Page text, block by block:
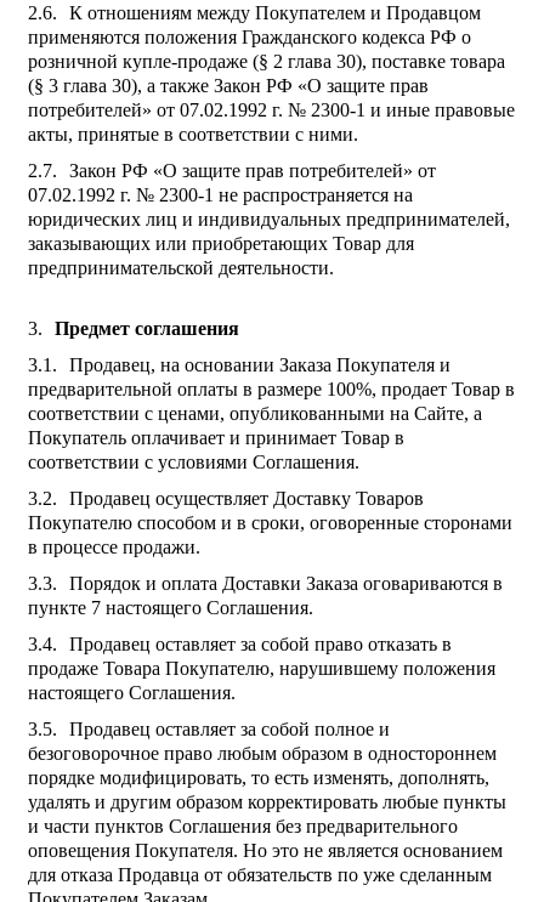
К отношениям между Покупателем и Продавцом
применяются положения Гражданского кодекса РФ о
розничной купле-продаже (§ 2 глава 30), поставке товара
(§ 3 глава 30), а также Закон РФ «О защите прав
потребителей» от 07.02.1992 г. № 2300-1 и иные правовые
акты, принятые в соответствии с ними.
Закон РФ «О защите прав потребителей» от
07.02.1992 г. № 2300-1 не распространяется на
юридических лиц и индивидуальных предпринимателей,
заказывающих или приобретающих Товар для
предпринимательской деятельности.
Предмет соглашения
Продавец, на основании Заказа Покупателя и
предварительной оплаты в размере 100%, продает Товар в
соответствии с ценами, опубликованными на Сайте, а
Покупатель оплачивает и принимает Товар в
соответствии с условиями Соглашения.
Продавец осуществляет Доставку Товаров
Покупателю способом и в сроки, оговоренные сторонами
в процессе продажи.
Порядок и оплата Доставки Заказа оговариваются в
пункте 7 настоящего Соглашения.
Продавец оставляет за собой право отказать в
продаже Товара Покупателю, нарушившему положения
настоящего Соглашения.
Продавец оставляет за собой полное и
безоговорочное право любым образом в одностороннем
порядке модифицировать, то есть изменять, дополнять,
удалять и другим образом корректировать любые пункты
и части пунктов Соглашения без предварительного
оповещения Покупателя. Но это не является основанием
для отказа Продавца от обязательств по уже сделанным